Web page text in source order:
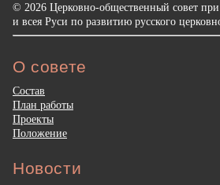
© 2026 Церковно-общественный совет
и всея Руси по развитию русского
О совете
Состав
План работы
Проекты
Положение
Новости